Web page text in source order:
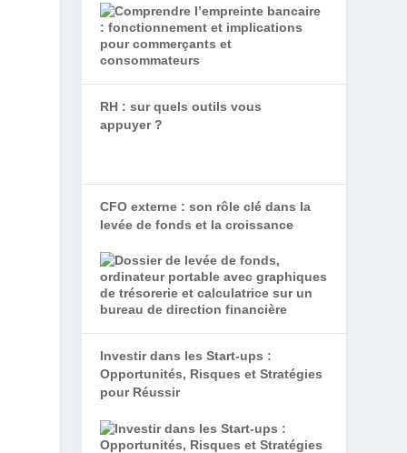
RH : sur quels outils vous
appuyer ?
CFO externe : son rôle clé dans la
levée de fonds et la croissance
Investir dans les Start-ups :
Opportunités, Risques et Stratégies
pour Réussir